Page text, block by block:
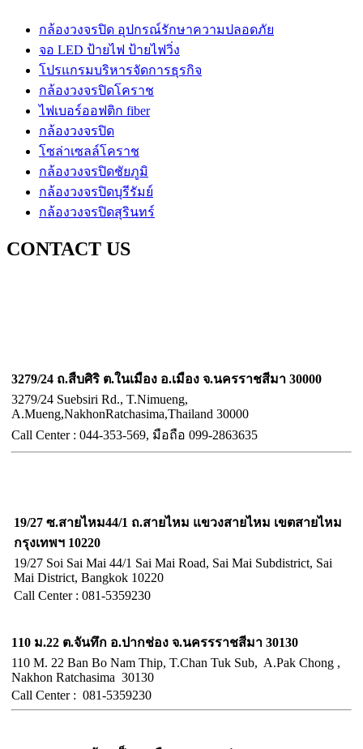
กล้องวงจรปิด อุปกรณ์รักษาความปลอดภัย
จอ LED ป้ายไฟ ป้ายไฟวิ่ง
โปรแกรมบริหารจัดการธุรกิจ
กล้องวงจรปิดโคราช
ไฟเบอร์ออฟติก fiber
กล้องวงจรปิด
โซล่าเซลล์โคราช
กล้องวงจรปิดชัยภูมิ
กล้องวงจรปิดบุรีรัมย์
กล้องวงจรปิดสุรินทร์
CONTACT US
3279/24 ถ.สืบศิริ ต.ในเมือง อ.เมือง จ.นครราชสีมา 30000
3279/24 Suebsiri Rd., T.Nimueng,
A.Mueng,NakhonRatchasima,Thailand 30000
Call Center : 044-353-569, มือถือ 099-2863635
19/27 ซ.สายไหม44/1 ถ.สายไหม แขวงสายไหม เขตสายไหม
กรุงเทพฯ 10220
19/27 Soi Sai Mai 44/1 Sai Mai Road, Sai Mai Subdistrict, Sai
Mai District, Bangkok 10220
Call Center : 081-5359230
110 ม.22 ต.จันทึก อ.ปากช่อง จ.นครรราชสีมา 30130
110 M. 22 Ban Bo Nam Thip, T.Chan Tuk Sub, A.Pak Chong ,
Nakhon Ratchasima 30130
Call Center : 081-5359230